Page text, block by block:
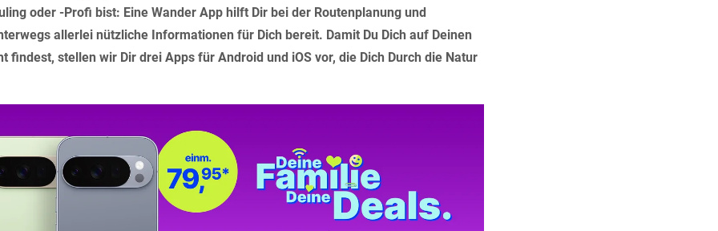
oder -Profi bist: Eine Wander App hilft Dir bei der Routenplanung und
allerlei nützliche Informationen für Dich bereit. Damit Du Dich auf Deinen
findest, stellen wir Dir drei Apps für Android und iOS vor, die Dich Durch die Natur